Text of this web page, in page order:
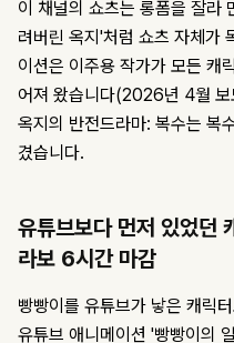
이 채널의 쇼츠는 롱폼을 잘라
려버린 옥지'처럼 쇼츠 자체가
이션은 이주용 작가가 모든 캐
어져 왔습니다(2026년 4월
옥지의 반전드라마: 복수는 복
겼습니다.
유튜브보다 먼저 있었던
라보 6시간 마감
빵빵이를 유튜브가 낳은 캐릭
유튜브 애니메이션 '빵빵이의